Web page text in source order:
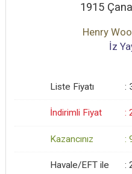
1915
Henry
İz
Liste Fiyatı :
İndirimli Fiyat :
Kazancınız :
Havale/EFT ile :